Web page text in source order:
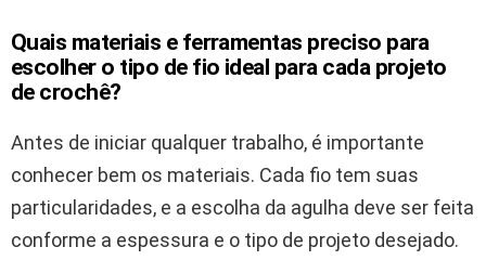
Quais materiais e ferramentas preciso para
escolher o tipo de fio ideal para cada projeto
de crochê?
Antes de iniciar qualquer trabalho, é importante
conhecer bem os materiais. Cada fio tem suas
particularidades, e a escolha da agulha deve ser feita
conforme a espessura e o tipo de projeto desejado.